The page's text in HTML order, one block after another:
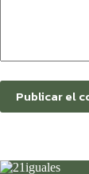
Publicar el